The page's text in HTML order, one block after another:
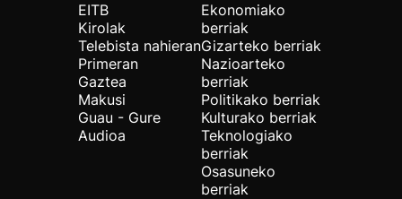
EITB
Kirolak
Telebista nahieran
Primeran
Gaztea
Makusi
Guau - Gure
Audioa
Ekonomiako
berriak
Gizarteko berriak
Nazioarteko
berriak
Politikako berriak
Kulturako berriak
Teknologiako
berriak
Osasuneko
berriak